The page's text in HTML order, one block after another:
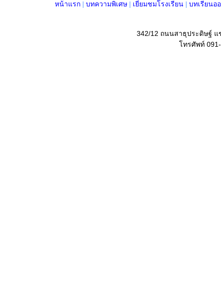
หน้าแรก| บทความพิเศษ| เยี่ยมชมโรงเรียน| บทเรียนอ
342/12 ถนนสาธุประดิษฐ์ แ
โทรศัพท์